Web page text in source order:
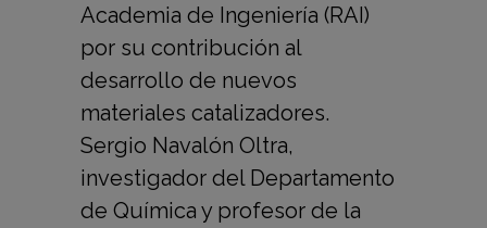
Academia de Ingeniería (RAI)
por su contribución al
desarrollo de nuevos
materiales catalizadores.
Sergio Navalón Oltra,
investigador del Departamento
de Química y profesor de la